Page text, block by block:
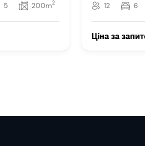
5 200m2 12 6